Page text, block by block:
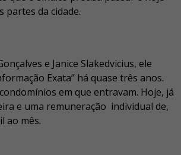
partes da cidade.
e Janice Slakedvicius, ele
Exata” há quase três anos.
em que entravam. Hoje, já
e uma remuneração individual de,
ao mês.